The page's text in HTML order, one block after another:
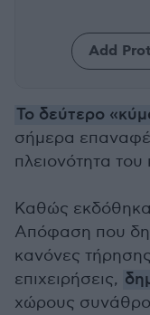
Add
Το δεύτερο
σήμερα
πλειονότητα
Καθώς
Απόφαση που
κανόνες
επιχειρήσεις,
χώρους